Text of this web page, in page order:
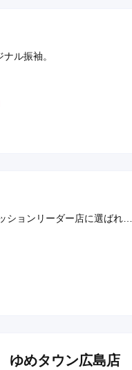
ル振袖。
ションリーダー店に選ばれま
めタウン広島店